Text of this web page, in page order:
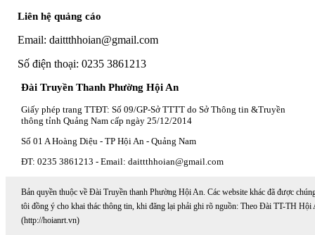
Liên hệ quảng cáo
Email: daittthhoian@gmail.com
Số điện thoại: 0235 3861213
Đài Truyền Thanh Phường Hội An
Giấy phép trang TTĐT: Số 09/GP-Sở TTTT do Sở Thông tin &Truyền
thông tỉnh Quảng Nam cấp ngày 25/12/2014
Số 01 A Hoàng Diệu - TP Hội An - Quảng Nam
ĐT: 0235 3861213 - Email: daittthhoian@gmail.com
Bản quyền thuộc về Đài Truyền thanh Phường Hội An. Các website khác đã được
tôi đồng ý cho khai thác thông tin, khi đăng lại phải ghi rõ nguồn: Theo Đài TT-TH Hội
(http://hoianrt.vn)